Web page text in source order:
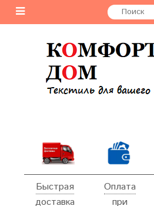
Быстрая
доставка
Оплата
при